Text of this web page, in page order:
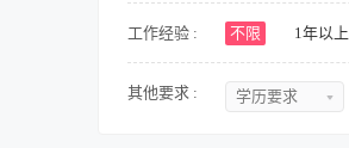
工作经验 : 不限 1年以上
其他要求 : 学历要求